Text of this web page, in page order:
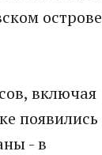
острове
включая
появились
- в